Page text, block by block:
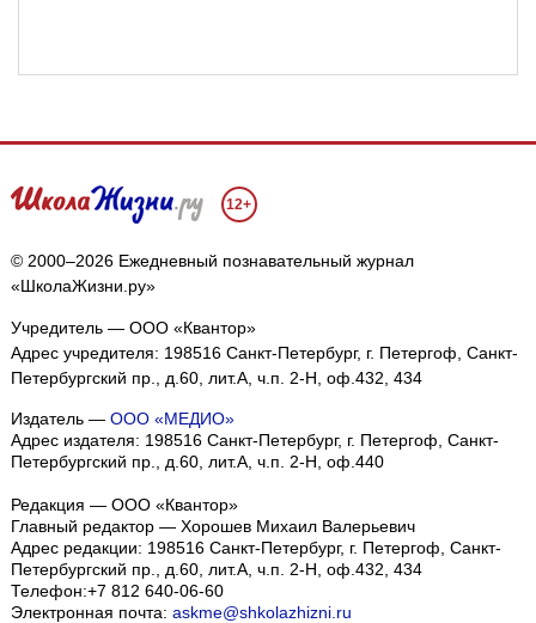
12+
© 2000–2026 Ежедневный познавательный журнал
«ШколаЖизни.ру»
Учредитель — ООО «Квантор»
Адрес учредителя: 198516 Санкт-Петербург, г. Петергоф, Санкт-
Петербургский пр., д.60, лит.А, ч.п. 2-Н, оф.432, 434
Издатель — ООО «МЕДИО»
Адрес издателя: 198516 Санкт-Петербург, г. Петергоф, Санкт-
Петербургский пр., д.60, лит.А, ч.п. 2-Н, оф.440
Редакция — ООО «Квантор»
Главный редактор — Хорошев Михаил Валерьевич
Адрес редакции: 198516 Санкт-Петербург, г. Петергоф Санкт-
Петербургский пр., д.60, лит.А, ч.п. 2-Н, оф.432, 434
Телефон:+7 812 640-06-60
Электронная почта: askme@shkolazhizni.ru